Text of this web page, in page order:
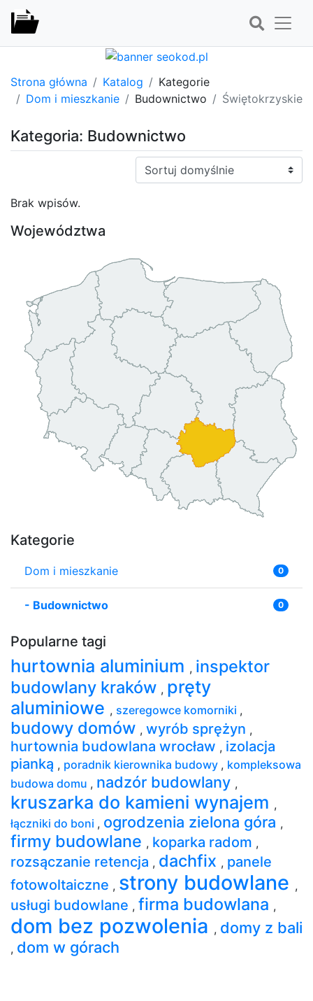
Strona główna Katalog
Kategorie
Dom i mieszkanie
Budownictwo Świętokrzyskie
Kategoria: Budownictwo
Sortuj:
Brak wpisów.
Województwa
Kategorie
Dom i mieszkanie 0
- Budownictwo 0
Popularne tagi
hurtownia aluminium , inspektor
budowlany kraków , pręty
aluminiowe , szeregowce komorniki ,
budowy domów , wyrób sprężyn ,
hurtownia budowlana wrocław , izolacja
pianką , poradnik kierownika budowy , kompleksowa
budowa domu , nadzór budowlany ,
kruszarka do kamieni wynajem ,
łączniki do boni , ogrodzenia zielona góra ,
firmy budowlane , koparka radom ,
rozsączanie retencja , dachfix , panele
fotowoltaiczne , strony budowlane ,
usługi budowlane , firma budowlana ,
dom bez pozwolenia , domy z bali
, dom w górach